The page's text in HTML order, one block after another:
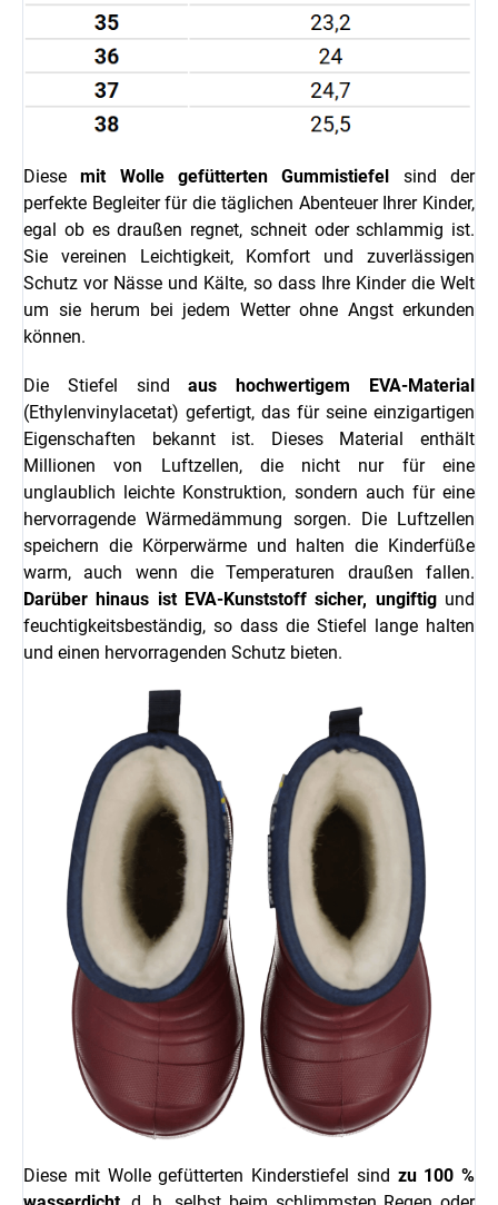
Diesemit Wolle gefütterten Gummistiefel sind der
perfekte Begleiter für die täglichen Abenteuer Ihrer Kinder,
egal ob es draußen regnet, schneit oder schlammig ist.
Sie vereinen Leichtigkeit, Komfort und zuverlässigen
Schutz vor Nässe und Kälte, so dass Ihre Kinder die Welt
um sie herum bei jedem Wetter ohne Angst erkunden
können.
Die Stiefel sind aus hochwertigem EVA-Material
(Ethylenvinylacetat) gefertigt, das für seine einzigartigen
Eigenschaften bekannt ist. Dieses Material enthält
Millionen von Luftzellen, die nicht nur für eine
unglaublich leichte Konstruktion, sondern auch für eine
hervorragende Wärmedämmung sorgen. Die Luftzellen
speichern die Körperwärme und halten die Kinderfüße
warm, auch wenn die Temperaturen draußen fallen.
Darüber hinaus ist EVA-Kunststoff sicher, ungiftigund
feuchtigkeitsbeständig, so dass die Stiefel lange halten
und einen hervorragenden Schutz bieten.
Diese mit Wolle gefütterten Kinderstiefel sind zu 100 %